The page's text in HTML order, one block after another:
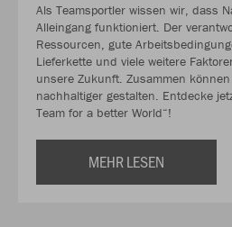
Als Teamsportler wissen wir, dass
Alleingang funktioniert. Der
Ressourcen, gute
Lieferkette und viele weitere
unsere Zukunft. Zusammen
nachhaltiger gestalten. Entdecke
Team for a better World“!
MEHR LESEN